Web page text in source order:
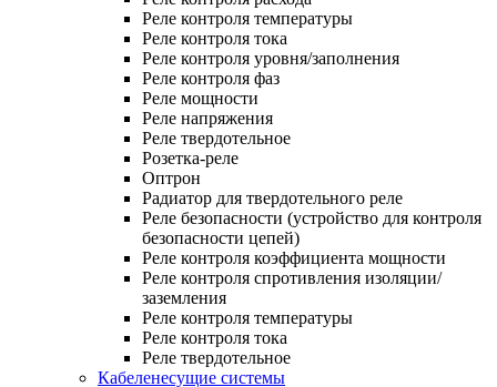
Реле контроля температуры
Реле контроля тока
Реле контроля уровня/заполнения
Реле контроля фаз
Реле мощности
Реле напряжения
Реле твердотельное
Розетка-реле
Оптрон
Радиатор для твердотельного реле
Реле безопасности (устройство для контроля
безопасности цепей)
Реле контроля коэффициента мощности
Реле контроля спротивления изоляции/
заземления
Реле контроля температуры
Реле контроля тока
Реле твердотельное
Кабеленесущие системы